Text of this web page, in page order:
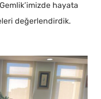
hayata
değerlendirdik.